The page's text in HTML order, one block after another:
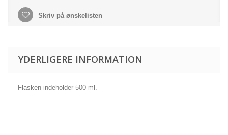
Skriv på ønskelisten
YDERLIGERE INFORMATION
Flasken indeholder 500 ml.